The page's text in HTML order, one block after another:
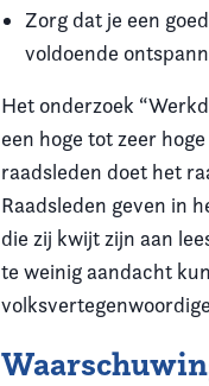
Zorg dat je een
voldoende
Het onderzoek
een hoge tot zeer
raadsleden doet het
Raadsleden geven in
die zij kwijt zijn aan
te weinig aandacht